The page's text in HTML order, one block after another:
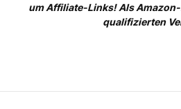
um Affiliate-Links! Als
qualifizierten